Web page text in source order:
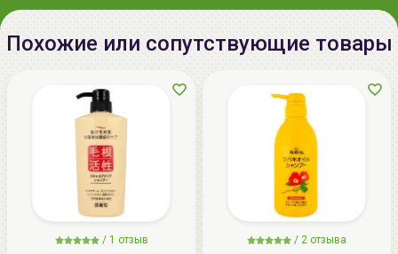
Похожие или сопутствующие товары
/ 1 отзыв
/ 2 отзыва